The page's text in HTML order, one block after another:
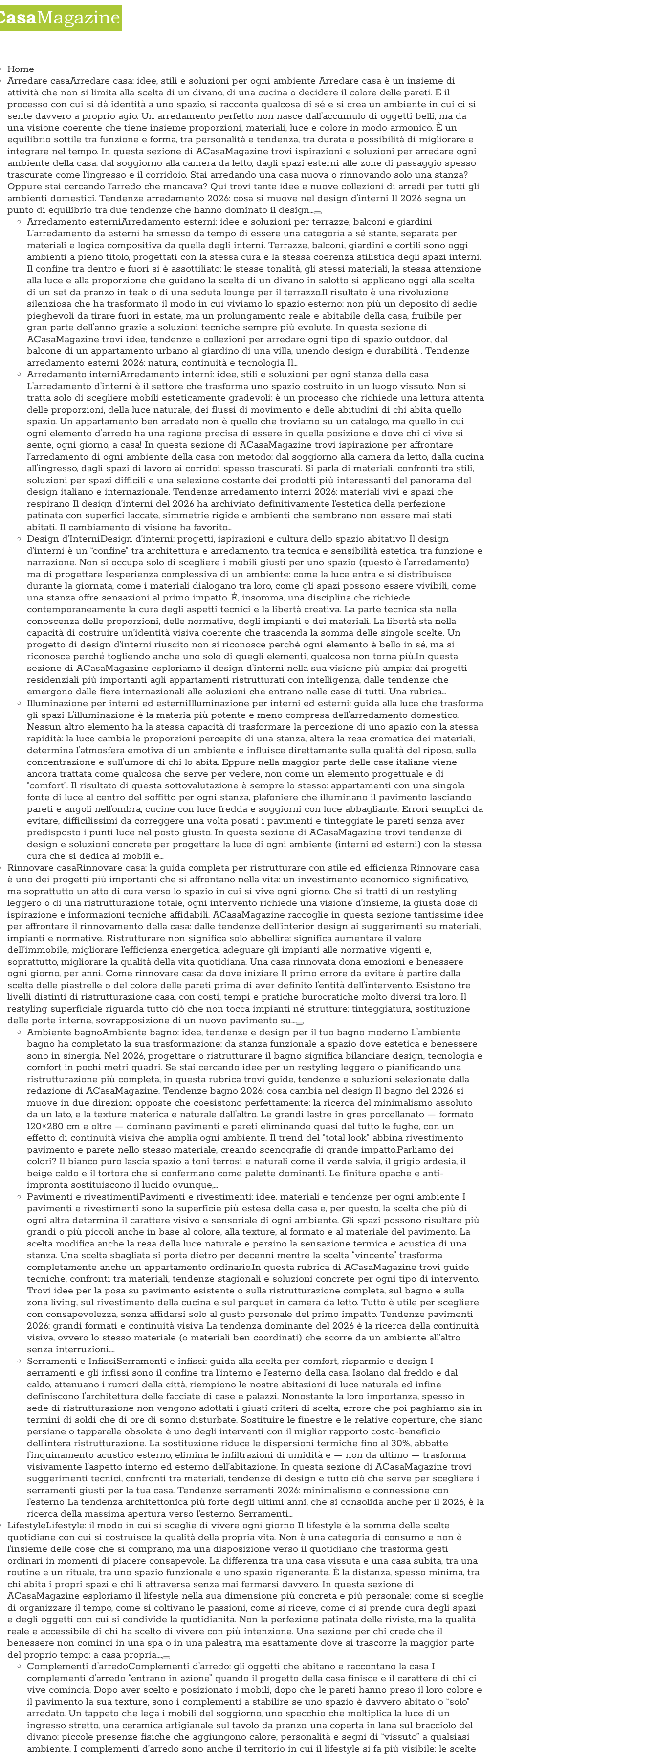
Salta
al
contenuto
Home
Arredare casaArredare casa: idee, stili e soluzioni per ogni ambiente Arredare casa è un insieme di
attività che non si limita alla scelta di un divano, di una cucina o decidere il colore delle pareti. È il
processo con cui si dà identità a uno spazio, si racconta qualcosa di sé e si crea un ambiente in cui ci si
sente davvero a proprio agio. Un arredamento perfetto non nasce dall’accumulo di oggetti belli, ma da
una visione coerente che tiene insieme proporzioni, materiali, luce e colore in modo armonico. È un
equilibrio sottile tra funzione e forma, tra personalità e tendenza, tra durata e possibilità di migliorare e
integrare nel tempo. In questa sezione di ACasaMagazine trovi ispirazioni e soluzioni per arredare ogni
ambiente della casa: dal soggiorno alla camera da letto, dagli spazi esterni alle zone di passaggio spesso
trascurate come l’ingresso e il corridoio. Stai arredando una casa nuova o rinnovando solo una stanza?
Oppure stai cercando l’arredo che mancava? Qui trovi tante idee e nuove collezioni di arredi per tutti gli
ambienti domestici. Tendenze arredamento 2026: cosa si muove nel design d’interni Il 2026 segna un
punto di equilibrio tra due tendenze che hanno dominato il design…
Arredamento esterniArredamento esterni: idee e soluzioni per terrazze, balconi e giardini
L’arredamento da esterni ha smesso da tempo di essere una categoria a sé stante, separata per
materiali e logica compositiva da quella degli interni. Terrazze, balconi, giardini e cortili sono oggi
ambienti a pieno titolo, progettati con la stessa cura e la stessa coerenza stilistica degli spazi interni.
Il confine tra dentro e fuori si è assottiliato: le stesse tonalità, gli stessi materiali, la stessa attenzione
alla luce e alla proporzione che guidano la scelta di un divano in salotto si applicano oggi alla scelta
di un set da pranzo in teak o di una seduta lounge per il terrazzo.Il risultato è una rivoluzione
silenziosa che ha trasformato il modo in cui viviamo lo spazio esterno: non più un deposito di sedie
pieghevoli da tirare fuori in estate, ma un prolungamento reale e abitabile della casa, fruibile per
gran parte dell’anno grazie a soluzioni tecniche sempre più evolute. In questa sezione di
ACasaMagazine trovi idee, tendenze e collezioni per arredare ogni tipo di spazio outdoor, dal
balcone di un appartamento urbano al giardino di una villa, unendo design e durabilità . Tendenze
arredamento esterni 2026: natura, continuità e tecnologia Il…
Arredamento interniArredamento interni: idee, stili e soluzioni per ogni stanza della casa
L’arredamento d’interni è il settore che trasforma uno spazio costruito in un luogo vissuto. Non si
tratta solo di scegliere mobili esteticamente gradevoli: è un processo che richiede una lettura attenta
delle proporzioni, della luce naturale, dei flussi di movimento e delle abitudini di chi abita quello
spazio. Un appartamento ben arredato non è quello che troviamo su un catalogo, ma quello in cui
ogni elemento d’arredo ha una ragione precisa di essere in quella posizione e dove chi ci vive si
sente, ogni giorno, a casa! In questa sezione di ACasaMagazine trovi ispirazione per affrontare
l’arredamento di ogni ambiente della casa con metodo: dal soggiorno alla camera da letto, dalla cucina
all’ingresso, dagli spazi di lavoro ai corridoi spesso trascurati. Si parla di materiali, confronti tra stili,
soluzioni per spazi difficili e una selezione costante dei prodotti più interessanti del panorama del
design italiano e internazionale. Tendenze arredamento interni 2026: materiali vivi e spazi che
respirano Il design d’interni del 2026 ha archiviato definitivamente l’estetica della perfezione
patinata con superfici laccate, simmetrie rigide e ambienti che sembrano non essere mai stati
abitati. Il cambiamento di visione ha favorito…
Design d’InterniDesign d’interni: progetti, ispirazioni e cultura dello spazio abitativo Il design
d’interni è un “confine” tra architettura e arredamento, tra tecnica e sensibilità estetica, tra funzione e
narrazione. Non si occupa solo di scegliere i mobili giusti per uno spazio (questo è l’arredamento)
ma di progettare l’esperienza complessiva di un ambiente: come la luce entra e si distribuisce
durante la giornata, come i materiali dialogano tra loro, come gli spazi possono essere vivibili, come
una stanza offre sensazioni al primo impatto. È, insomma, una disciplina che richiede
contemporaneamente la cura degli aspetti tecnici e la libertà creativa. La parte tecnica sta nella
conoscenza delle proporzioni, delle normative, degli impianti e dei materiali. La libertà sta nella
capacità di costruire un’identità visiva coerente che trascenda la somma delle singole scelte. Un
progetto di design d’interni riuscito non si riconosce perché ogni elemento è bello in sé, ma si
riconosce perché togliendo anche uno solo di quegli elementi, qualcosa non torna più.In questa
sezione di ACasaMagazine esploriamo il design d’interni nella sua visione più ampia: dai progetti
residenziali più importanti agli appartamenti ristrutturati con intelligenza, dalle tendenze che
emergono dalle fiere internazionali alle soluzioni che entrano nelle case di tutti. Una rubrica…
Illuminazione per interni ed esterniIlluminazione per interni ed esterni: guida alla luce che trasforma
gli spazi L’illuminazione è la materia più potente e meno compresa dell’arredamento domestico.
Nessun altro elemento ha la stessa capacità di trasformare la percezione di uno spazio con la stessa
rapidità: la luce cambia le proporzioni percepite di una stanza, altera la resa cromatica dei materiali,
determina l’atmosfera emotiva di un ambiente e influisce direttamente sulla qualità del riposo, sulla
concentrazione e sull’umore di chi lo abita. Eppure nella maggior parte delle case italiane viene
ancora trattata come qualcosa che serve per vedere, non come un elemento progettuale e di
“comfort”. Il risultato di questa sottovalutazione è sempre lo stesso: appartamenti con una singola
fonte di luce al centro del soffitto per ogni stanza, plafoniere che illuminano il pavimento lasciando
pareti e angoli nell’ombra, cucine con luce fredda e soggiorni con luce abbagliante. Errori semplici da
evitare, difficilissimi da correggere una volta posati i pavimenti e tinteggiate le pareti senza aver
predisposto i punti luce nel posto giusto. In questa sezione di ACasaMagazine trovi tendenze di
design e soluzioni concrete per progettare la luce di ogni ambiente (interni ed esterni) con la stessa
cura che si dedica ai mobili e…
Rinnovare casaRinnovare casa: la guida completa per ristrutturare con stile ed efficienza Rinnovare casa
è uno dei progetti più importanti che si affrontano nella vita: un investimento economico significativo,
ma soprattutto un atto di cura verso lo spazio in cui si vive ogni giorno. Che si tratti di un restyling
leggero o di una ristrutturazione totale, ogni intervento richiede una visione d’insieme, la giusta dose di
ispirazione e informazioni tecniche affidabili. ACasaMagazine raccoglie in questa sezione tantissime idee
per affrontare il rinnovamento della casa: dalle tendenze dell’interior design ai suggerimenti su materiali,
impianti e normative. Ristrutturare non significa solo abbellire: significa aumentare il valore
dell’immobile, migliorare l’efficienza energetica, adeguare gli impianti alle normative vigenti e,
soprattutto, migliorare la qualità della vita quotidiana. Una casa rinnovata dona emozioni e benessere
ogni giorno, per anni. Come rinnovare casa: da dove iniziare Il primo errore da evitare è partire dalla
scelta delle piastrelle o del colore delle pareti prima di aver definito l’entità dell’intervento. Esistono tre
livelli distinti di ristrutturazione casa, con costi, tempi e pratiche burocratiche molto diversi tra loro. Il
restyling superficiale riguarda tutto ciò che non tocca impianti né strutture: tinteggiatura, sostituzione
delle porte interne, sovrapposizione di un nuovo pavimento su…
Ambiente bagnoAmbiente bagno: idee, tendenze e design per il tuo bagno moderno L’ambiente
bagno ha completato la sua trasformazione: da stanza funzionale a spazio dove estetica e benessere
sono in sinergia. Nel 2026, progettare o ristrutturare il bagno significa bilanciare design, tecnologia e
comfort in pochi metri quadri. Se stai cercando idee per un restyling leggero o pianificando una
ristrutturazione più completa, in questa rubrica trovi guide, tendenze e soluzioni selezionate dalla
redazione di ACasaMagazine. Tendenze bagno 2026: cosa cambia nel design Il bagno del 2026 si
muove in due direzioni opposte che coesistono perfettamente: la ricerca del minimalismo assoluto
da un lato, e la texture materica e naturale dall’altro. Le grandi lastre in gres porcellanato — formato
120×280 cm e oltre — dominano pavimenti e pareti eliminando quasi del tutto le fughe, con un
effetto di continuità visiva che amplia ogni ambiente. Il trend del “total look” abbina rivestimento
pavimento e parete nello stesso materiale, creando scenografie di grande impatto.Parliamo dei
colori? Il bianco puro lascia spazio a toni terrosi e naturali come il verde salvia, il grigio ardesia, il
beige caldo e il tortora che si confermano come palette dominanti. Le finiture opache e anti-
impronta sostituiscono il lucido ovunque,…
Pavimenti e rivestimentiPavimenti e rivestimenti: idee, materiali e tendenze per ogni ambiente I
pavimenti e rivestimenti sono la superficie più estesa della casa e, per questo, la scelta che più di
ogni altra determina il carattere visivo e sensoriale di ogni ambiente. Gli spazi possono risultare più
grandi o più piccoli anche in base al colore, alla texture, al formato e al materiale del pavimento. La
scelta modifica anche la resa della luce naturale e persino la sensazione termica e acustica di una
stanza. Una scelta sbagliata si porta dietro per decenni mentre la scelta “vincente” trasforma
completamente anche un appartamento ordinario.In questa rubrica di ACasaMagazine trovi guide
tecniche, confronti tra materiali, tendenze stagionali e soluzioni concrete per ogni tipo di intervento.
Trovi idee per la posa su pavimento esistente o sulla ristrutturazione completa, sul bagno e sulla
zona living, sul rivestimento della cucina e sul parquet in camera da letto. Tutto è utile per scegliere
con consapevolezza, senza affidarsi solo al gusto personale del primo impatto. Tendenze pavimenti
2026: grandi formati e continuità visiva La tendenza dominante del 2026 è la ricerca della continuità
visiva, ovvero lo stesso materiale (o materiali ben coordinati) che scorre da un ambiente all’altro
senza interruzioni.…
Serramenti e InfissiSerramenti e infissi: guida alla scelta per comfort, risparmio e design I
serramenti e gli infissi sono il confine tra l’interno e l’esterno della casa. Isolano dal freddo e dal
caldo, attenuano i rumori della città, riempiono le nostre abitazioni di luce naturale ed infine
definiscono l’architettura delle facciate di case e palazzi. Nonostante la loro importanza, spesso in
sede di ristrutturazione non vengono adottati i giusti criteri di scelta, errore che poi paghiamo sia in
termini di soldi che di ore di sonno disturbate. Sostituire le finestre e le relative coperture, che siano
persiane o tapparelle obsolete è uno degli interventi con il miglior rapporto costo-beneficio
dell’intera ristrutturazione. La sostituzione riduce le dispersioni termiche fino al 30%, abbatte
l’inquinamento acustico esterno, elimina le infiltrazioni di umidità e — non da ultimo — trasforma
visivamente l’aspetto interno ed esterno dell’abitazione. In questa sezione di ACasaMagazine trovi
suggerimenti tecnici, confronti tra materiali, tendenze di design e tutto ciò che serve per scegliere i
serramenti giusti per la tua casa. Tendenze serramenti 2026: minimalismo e connessione con
l’esterno La tendenza architettonica più forte degli ultimi anni, che si consolida anche per il 2026, è la
ricerca della massima apertura verso l’esterno. Serramenti…
LifestyleLifestyle: il modo in cui si sceglie di vivere ogni giorno Il lifestyle è la somma delle scelte
quotidiane con cui si costruisce la qualità della propria vita. Non è una categoria di consumo e non è
l’insieme delle cose che si comprano, ma una disposizione verso il quotidiano che trasforma gesti
ordinari in momenti di piacere consapevole. La differenza tra una casa vissuta e una casa subita, tra una
routine e un rituale, tra uno spazio funzionale e uno spazio rigenerante. È la distanza, spesso minima, tra
chi abita i propri spazi e chi li attraversa senza mai fermarsi davvero. In questa sezione di
ACasaMagazine esploriamo il lifestyle nella sua dimensione più concreta e più personale: come si sceglie
di organizzare il tempo, come si coltivano le passioni, come si riceve, come ci si prende cura degli spazi
e degli oggetti con cui si condivide la quotidianità. Non la perfezione patinata delle riviste, ma la qualità
reale e accessibile di chi ha scelto di vivere con più intenzione. Una sezione per chi crede che il
benessere non cominci in una spa o in una palestra, ma esattamente dove si trascorre la maggior parte
del proprio tempo: a casa propria.…
Complementi d’arredoComplementi d’arredo: gli oggetti che abitano e raccontano la casa I
complementi d’arredo “entrano in azione” quando il progetto della casa finisce e il carattere di chi ci
vive comincia. Dopo aver scelto e posizionato i mobili, dopo che le pareti hanno preso il loro colore e
il pavimento la sua texture, sono i complementi a stabilire se uno spazio è davvero abitato o “solo”
arredato. Un tappeto che lega i mobili del soggiorno, uno specchio che moltiplica la luce di un
ingresso stretto, una ceramica artigianale sul tavolo da pranzo, una coperta in lana sul bracciolo del
divano: piccole presenze fisiche che aggiungono calore, personalità e segni di “vissuto” a qualsiasi
ambiente. I complementi d’arredo sono anche il territorio in cui il lifestyle si fa più visibile: le scelte